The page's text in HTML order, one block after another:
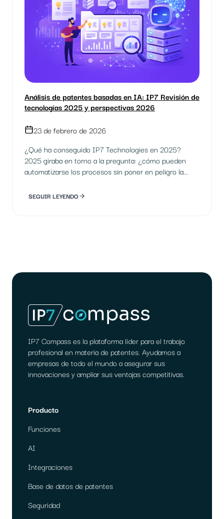
Análisis de patentes basadas en IA: IP7 Revisión de
tecnologías 2025 y perspectivas 2026
23 de febrero de 2026
¿Qué ha conseguido IP7 Technologies en 2025?
2025 giraba en torno a la pregunta: ¿cómo pueden
automatizarse los procesos sin poner en peligro la...
SEGUIR LEYENDO
IP7 Compass es la plataforma líder para el trabajo
profesional en materia de patentes. Ayudamos a
empresas de todo el mundo a asegurar sus
innovaciones y ampliar sus ventajas competitivas.
Producto
Funciones
AI
Integraciones
Base de datos de patentes
Seguridad